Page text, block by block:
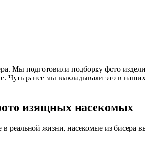
Мы подготовили подборку фото
ранее мы выкладывали это в
изящных насекомых
реальной жизни, насекомые из бисера